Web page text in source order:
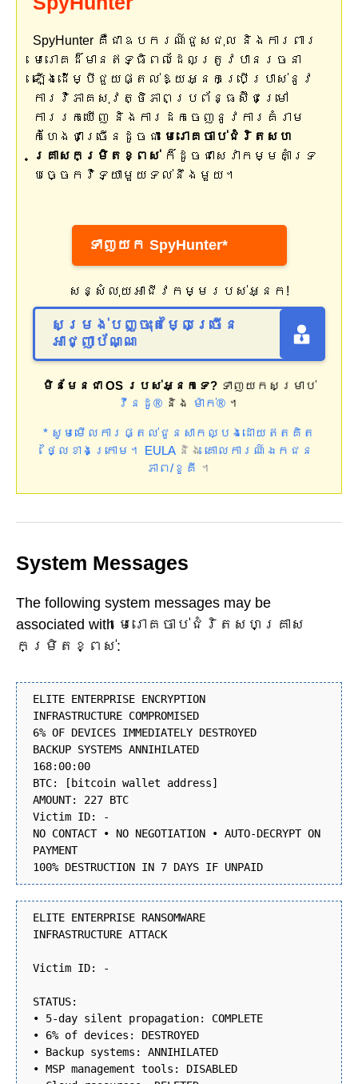
SpyHunter គឺជាឧបករណ៍ជួសជុល និងការពារ
មេរោគដ៏មានឥទ្ធិពលដែលត្រូវបានរចនា
ឡើងដើម្បីជួយផ្តល់ឱ្យអ្នកប្រើប្រាស់នូវ
ការវិភាគសុវត្ថិភាពប្រព័ន្ធស៊ីជម្រៅ
ការរកឃើញ និងការដកចេញនូវការគំរាម
កំហែងជាច្រើនដូចជា មេរោគ​ចាប់​ជំរិត​សហ
គ្រាស​កម្រិត​ខ្ពស់ក៏ដូចជាសេវាកម្មគាំទ្រ
បច្ចេកវិទ្យាមួយទល់នឹងមួយ។
ទាញយក SpyHunter*
សន្សំលុយអាជីវកម្មរបស់អ្នក!
សម្រង់បញ្ចុះតម្លៃច្រើន
អាជ្ញាប័ណ្ណ
មិនមែនជា OS របស់អ្នកទេ?ទាញយកសម្រាប់
វីនដូ® និង ម៉ាក់® ។
* សូមមើលការផ្តល់ជូនសាកល្បងដោយឥតគិត
ថ្លៃខាងក្រោម។
EULAនិង គោលការណ៍ឯកជន
ភាព/ខូគី ។
System Messages
The following system messages may be
associated with មេរោគ​ចាប់​ជំរិត​សហគ្រាស​
កម្រិត​ខ្ពស់:
ELITE ENTERPRISE ENCRYPTION
INFRASTRUCTURE COMPROMISED
6% OF DEVICES IMMEDIATELY DESTROYED
BACKUP SYSTEMS ANNIHILATED
168:00:00
BTC: [bitcoin wallet address]
AMOUNT: 227 BTC
Victim ID: -
NO CONTACT • NO NEGOTIATION • AUTO-DECRYPT ON
PAYMENT
100% DESTRUCTION IN 7 DAYS IF UNPAID
ELITE ENTERPRISE RANSOMWARE
INFRASTRUCTURE ATTACK
Victim ID: -
STATUS:
• 5-day silent propagation: COMPLETE
• 6% of devices: DESTROYED
• Backup systems: ANNIHILATED
• MSP management tools: DISABLED